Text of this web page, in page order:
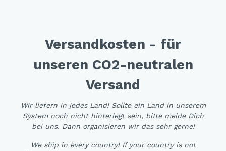
Versandkosten - für
unseren CO2-neutralen
Versand
Wir liefern in jedes Land! Sollte ein Land in unserem
System noch nicht hinterlegt sein, bitte melde Dich
bei uns. Dann organisieren wir das sehr gerne!
We ship in every country! If your country is not